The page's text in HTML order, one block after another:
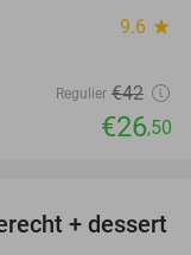
9.6 star
Regulier €42
€26,50
40%
+ dessert